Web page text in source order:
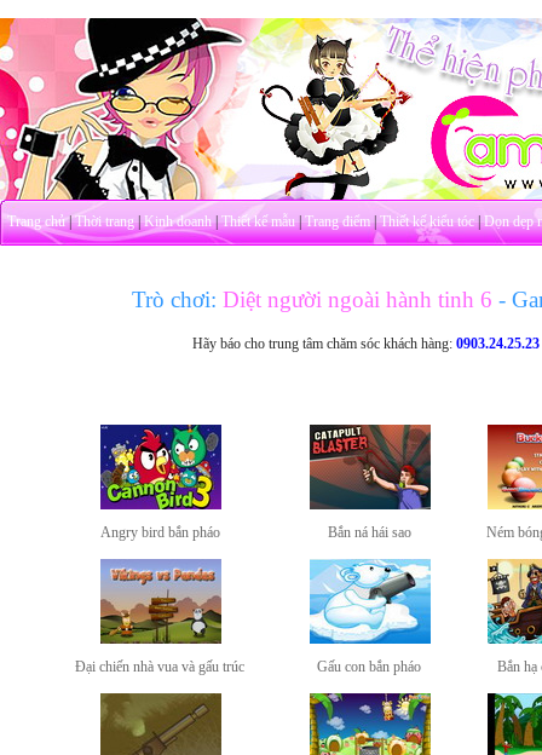
Trang chủ|Thời trang|Kinh doanh|Thiết kế mẫu|Trang điểm|Thiết kế kiểu tóc|Dọn dẹp
Trò chơi: Diệt người ngoài hành tinh 6-
Hãy báo cho trung tâm chăm sóc khách hàng:0903.24.25.23
Angry bird bắn pháo Bắn ná hái sao Ném
Đại chiến nhà vua và gấu trúc Gấu con bắn pháo Bắn hạ